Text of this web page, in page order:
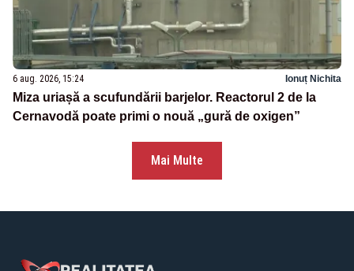
6 aug. 2026, 15:24 Ionuț Nichita
Miza uriașă a scufundării barjelor. Reactorul 2 de la
Cernavodă poate primi o nouă „gură de oxigen”
Mai Multe